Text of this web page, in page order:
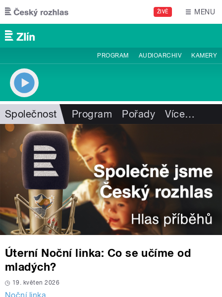
Přejít k hlavnímu obsahu
ŽIVĚ MENU
PROGRAM AUDIOARCHIV KAMERY
Společnost Program Pořady Více…
Úterní Noční linka: Co se učíme od
mladých?
19. květen 2026